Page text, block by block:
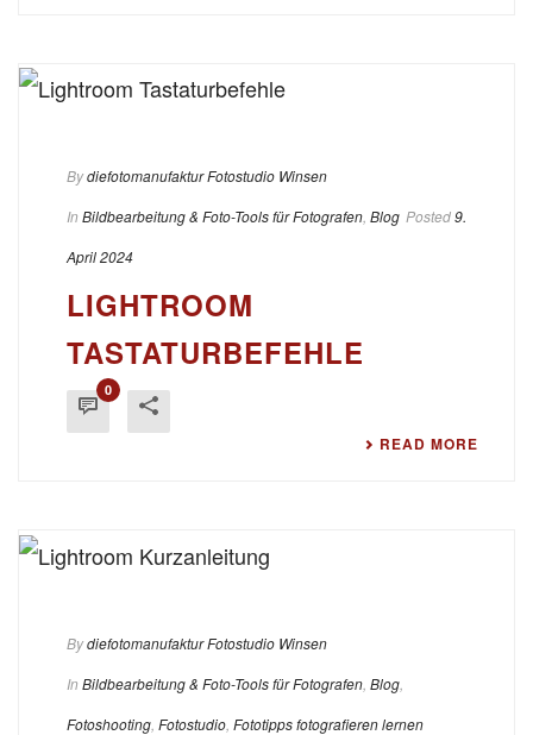
Bydiefotomanufaktur Fotostudio Winsen
In Bildbearbeitung & Foto-Tools für Fotografen Blog Posted9.
April 2024
LIGHTROOM
TASTATURBEFEHLE
0
READ MORE
Bydiefotomanufaktur Fotostudio Winsen
In Bildbearbeitung & Foto-Tools für Fotografen Blog
Fotoshooting Fotostudio Fototipps fotografieren lernen